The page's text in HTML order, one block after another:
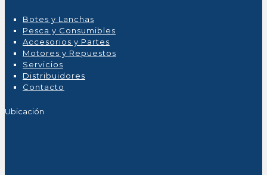
Botes y Lanchas
Pesca y Consumibles
Accesorios y Partes
Motores y Repuestos
Servicios
Distribuidores
Contacto
Ubicación